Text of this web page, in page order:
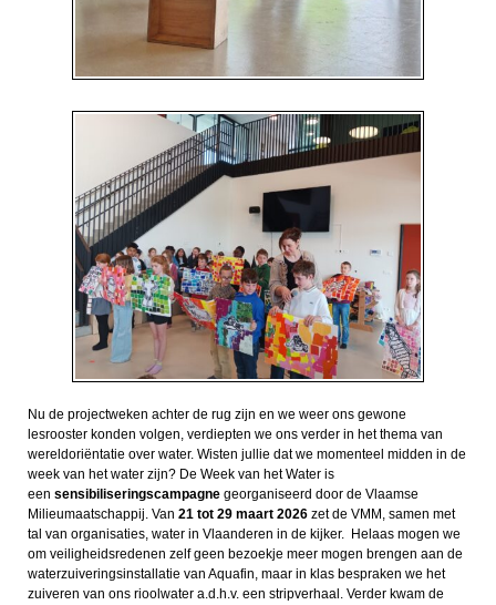
Nu de projectweken achter de rug zijn en we weer ons gewone
lesrooster konden volgen, verdiepten we ons verder in het thema van
wereldoriëntatie over water. Wisten jullie dat we momenteel midden in de
week van het water zijn? De Week van het Water is
een sensibiliseringscampagne georganiseerd door de Vlaamse
Milieumaatschappij. Van 21 tot 29 maart 2026 zet de VMM, samen met
tal van organisaties, water in Vlaanderen in de kijker. Helaas mogen we
om veiligheidsredenen zelf geen bezoekje meer mogen brengen aan de
waterzuiveringsinstallatie van Aquafin, maar in klas bespraken we het
zuiveren van ons rioolwater a.d.h.v. een stripverhaal. Verder kwam de